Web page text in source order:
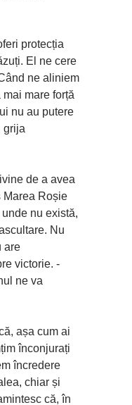
protecția
El ne cere
ne aliniem
mare forță
nu au putere
grija
de a avea
Marea Roșie
nu există,
Nu
are
victorie. -
ne va
așa cum ai
înconjurați
încredere
chiar și
că, în